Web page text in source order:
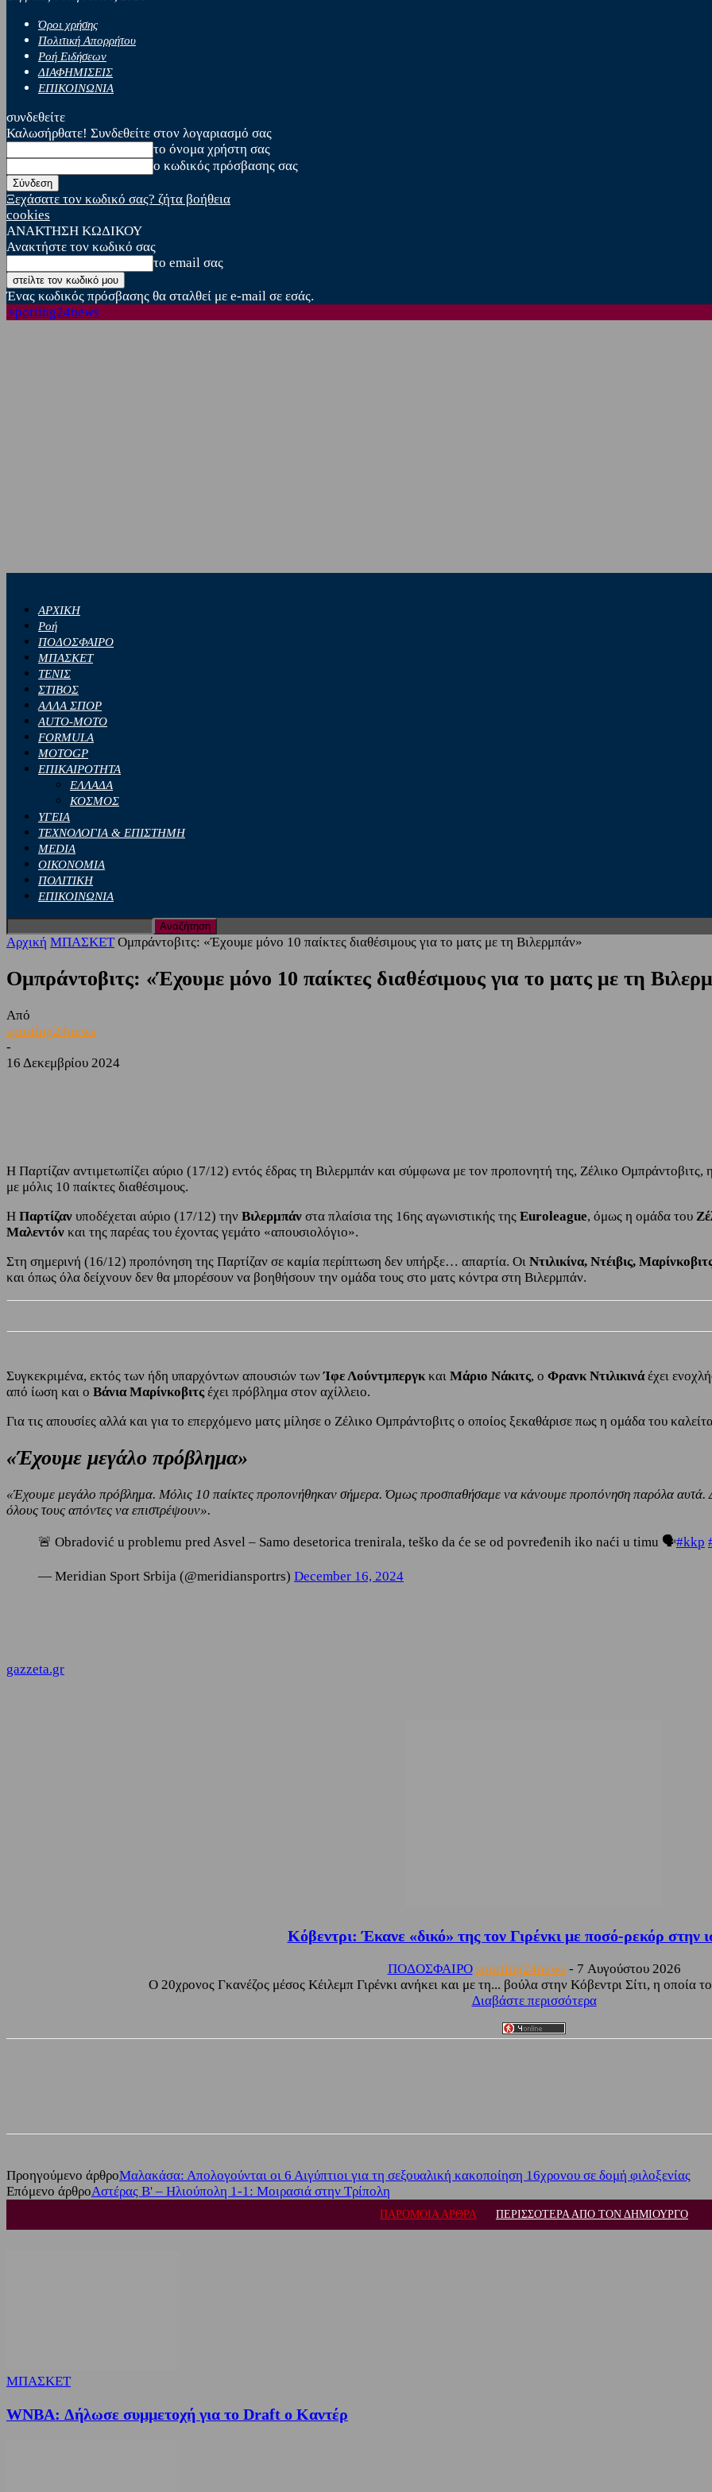
Όροι χρήσης
Πολιτική Απορρήτου
Ροή Ειδήσεων
ΔΙΑΦΗΜΙΣΕΙΣ
ΕΠΙΚΟΙΝΩΝΙΑ
συνδεθείτε
Καλωσήρθατε! Συνδεθείτε στον λογαριασμό σας
το όνομα χρήστη σας
ο κωδικός πρόσβασης σας
Ξεχάσατε τον κωδικό σας? ζήτα βοήθεια
cookies
ΑΝΑΚΤΗΣΗ ΚΩΔΙΚΟΥ
Ανακτήστε τον κωδικό σας
το email σας
Ένας κωδικός πρόσβασης θα σταλθεί με e-mail σε εσάς.
sporting24news
ΑΡΧΙΚΗ
Ροή
ΠΟΔΟΣΦΑΙΡΟ
ΜΠΑΣΚΕΤ
ΤΕΝΙΣ
ΣΤΙΒΟΣ
ΑΛΛΑ ΣΠΟΡ
AUTO-MOTO
FORMULA
MOTOGP
ΕΠΙΚΑΙΡΟΤΗΤΑ
ΕΛΛΑΔΑ
ΚΟΣΜΟΣ
ΥΓΕΙΑ
ΤΕΧΝΟΛΟΓΙΑ & ΕΠΙΣΤΗΜΗ
MEDIA
ΟΙΚΟΝΟΜΙΑ
ΠΟΛΙΤΙΚΗ
ΕΠΙΚΟΙΝΩΝΙΑ
Αρχική ΜΠΑΣΚΕΤ Ομπράντοβιτς: «Έχουμε μόνο 10 παίκτες διαθέσιμους για το ματς με τη Βιλερμπάν»
Ομπράντοβιτς: «Έχουμε μόνο 10 παίκτες διαθέσιμους για το ματς με τη
Από
sporting24news
-
16 Δεκεμβρίου 2024
Η Παρτίζαν αντιμετωπίζει αύριο (17/12) εντός έδρας τη Βιλερμπάν και σύμφωνα με τον προπονητή της, Ζέλικο
με μόλις 10 παίκτες διαθέσιμους.
Η Παρτίζαν υποδέχεται αύριο (17/12) την Βιλερμπάν στα πλαίσια της 16ης αγωνιστικής της Euroleague, όμως η ομάδα του
Μαλεντόν και της παρέας του έχοντας γεμάτο «απουσιολόγιο».
Στη σημερινή (16/12) προπόνηση της Παρτίζαν σε καμία περίπτωση δεν υπήρξε… απαρτία. Οι Ντιλικίνα, Ντέιβις,
και όπως όλα δείχνουν δεν θα μπορέσουν να βοηθήσουν την ομάδα τους στο ματς κόντρα στη Βιλερμπάν.
Συγκεκριμένα, εκτός των ήδη υπαρχόντων απουσιών τωνΊφε Λούντμπεργκκαι Μάριο Νάκιτς, ο Φρανκ Ντιλικινάέχει
από ίωση και ο Βάνια Μαρίνκοβιτς έχει πρόβλημα στον αχίλλειο.
Για τις απουσίες αλλά και για το επερχόμενο ματς μίλησε ο Ζέλικο Ομπράντοβιτς ο οποίος ξεκαθάρισε πως η ομάδα του
«Έχουμε μεγάλο πρόβλημα»
«Έχουμε μεγάλο πρόβλημα. Μόλις 10 παίκτες προπονήθηκαν σήμερα. Όμως προσπαθήσαμε να κάνουμε προπόνηση παρόλα αυτά.
όλους τους απόντες να επιστρέψουν».
🚨 Obradović u problemu pred Asvel – Samo desetorica trenirala, teško da će se od povređenih iko naći u timu 🗣️#kkp
— Meridian Sport Srbija (@meridiansportrs) December 16, 2024
gazzeta.gr
Κόβεντρι: Έκανε «δικό» της τον Γιρένκι με ποσό-ρεκόρ στην
ΠΟΔΟΣΦΑΙΡΟ sporting24news - 7 Αυγούστου 2026
Ο 20χρονος Γκανέζος μέσος Κέιλεμπ Γιρένκι ανήκει και με τη... βούλα στην Κόβεντρι Σίτι, η οποία
Διαβάστε περισσότερα
Προηγούμενο άρθροΜαλακάσα: Απολογούνται οι 6 Αιγύπτιοι για τη σεξουαλική κακοποίηση 16χρονου σε δομή φιλοξενίας
Επόμενο άρθροΑστέρας Β' – Ηλιούπολη 1-1: Μοιρασιά στην Τρίπολη
ΠΑΡΟΜΟΙΑ ΑΡΘΡΑ ΠΕΡΙΣΣΟΤΕΡΑ ΑΠΟ ΤΟΝ ΔΗΜΙΟΥΡΓΟ
ΜΠΑΣΚΕΤ
WNBA: Δήλωσε συμμετοχή για το Draft ο Καντέρ